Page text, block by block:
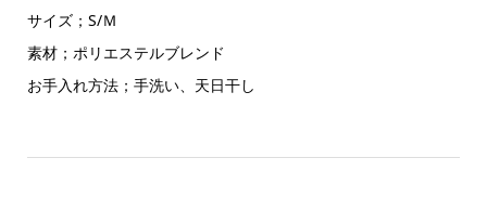
サイズ；S/Ｍ
素材；ポリエステルブレンド
お手入れ方法；手洗い、天日干し